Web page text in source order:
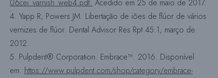
06cei_varnish_web4.pdf. Acedido em 25 de maio de 2017.
4. Yapp R, Powers JM. Libertação de iões de flúor de vários
vernizes de flúor. Dental Advisor Res Rpt 45:1, março de
2012.
5. Pulpdent® Corporation. Embrace™. 2016. Disponível
em: https://www.pulpdent.com/shop/category/embrace-